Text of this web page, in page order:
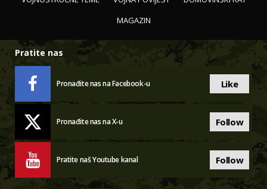
MAGAZIN
Pratite nas
Pronađite nas na Facebook-u Like
Pronađite nas na X-u Follow
Pratite naš Youtube kanal Follow